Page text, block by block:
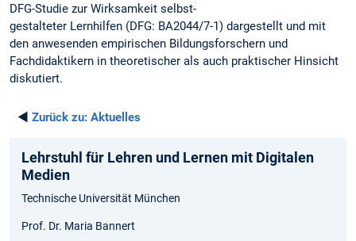
DFG-Studie zur Wirksamkeit selbst-
gestalteter Lernhilfen (DFG: BA2044/7-1) dargestellt und mit
den anwesenden empirischen Bildungsforschern und
Fachdidaktikern in theoretischer als auch praktischer Hinsicht
diskutiert.
◄ Zurück zu: Aktuelles
Lehrstuhl für Lehren und Lernen mit Digitalen
Medien
Technische Universität München
Prof. Dr. Maria Bannert